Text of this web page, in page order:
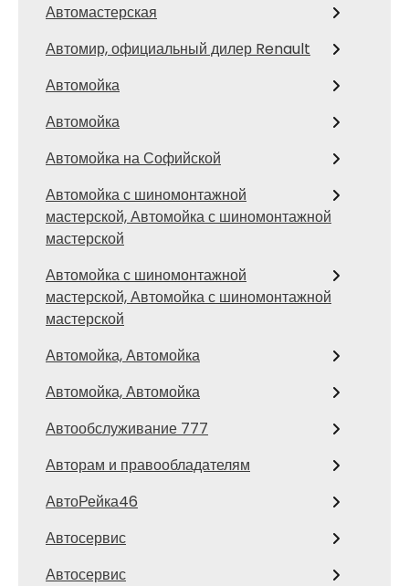
Автомастерская
Автомир, официальный дилер Renault
Автомойка
Автомойка
Автомойка на Софийской
Автомойка с шиномонтажной
мастерской, Автомойка с шиномонтажной
мастерской
Автомойка с шиномонтажной
мастерской, Автомойка с шиномонтажной
мастерской
Автомойка, Автомойка
Автомойка, Автомойка
Автообслуживание 777
Авторам и правообладателям
АвтоРейка46
Автосервис
Автосервис